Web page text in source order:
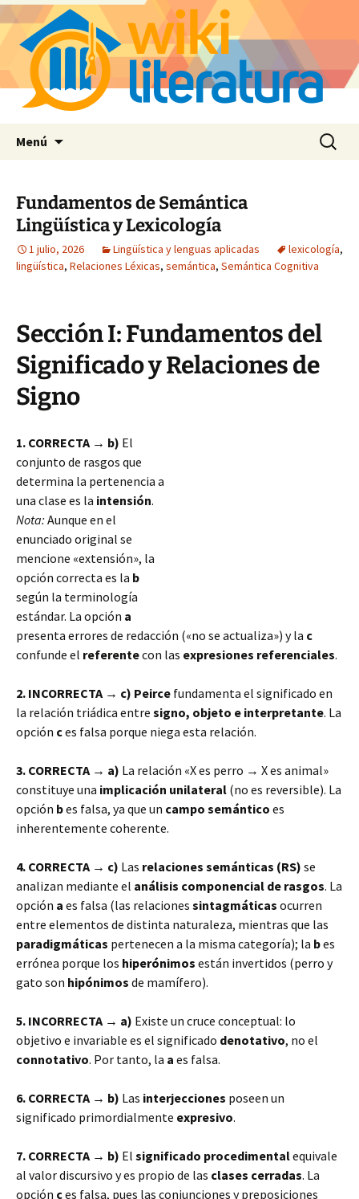
Menú Buscar:
Fundamentos de Semántica
Lingüística y Lexicología
1 julio, 2026 Lingüística y lenguas aplicadas lexicología,
lingüística, Relaciones Léxicas, semántica, Semántica Cognitiva
Sección I: Fundamentos del
Significado y Relaciones de
Signo
1. CORRECTA → b) El
conjunto de rasgos que
determina la pertenencia a
una clase es la intensión.
Nota: Aunque en el
enunciado original se
mencione «extensión», la
opción correcta es la b
según la terminología
estándar. La opción a
presenta errores de redacción («no se actualiza») y la c
confunde el referentecon las expresiones referenciales.
2. INCORRECTA → c) Peirce fundamenta el significado en
la relación triádica entre signo, objeto e interpretante. La
opción ces falsa porque niega esta relación.
3. CORRECTA → a) La relación «X es perro → X es animal»
constituye una implicación unilateral (no es reversible). La
opción bes falsa, ya que un campo semántico es
inherentemente coherente.
4. CORRECTA → c) Las relaciones semánticas (RS) se
analizan mediante el análisis componencial de rasgos. La
opción a es falsa (las relaciones sintagmáticas ocurren
entre elementos de distinta naturaleza, mientras que las
paradigmáticas pertenecen a la misma categoría); la bes
errónea porque los hiperónimos están invertidos (perro y
gato son hipónimos de mamífero).
5. INCORRECTA → a) Existe un cruce conceptual: lo
objetivo e invariable es el significado denotativo, no el
connotativo. Por tanto, la a es falsa.
6. CORRECTA → b) Las interjecciones poseen un
significado primordialmente expresivo.
7. CORRECTA → b) El significado procedimentalequivale
al valor discursivo y es propio de las clases cerradas. La
opción ces falsa, pues las conjunciones y preposiciones